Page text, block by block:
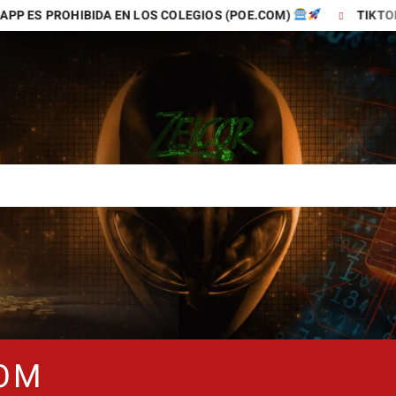
EN LOS COLEGIOS (POE.COM) TIKTOK ES LA